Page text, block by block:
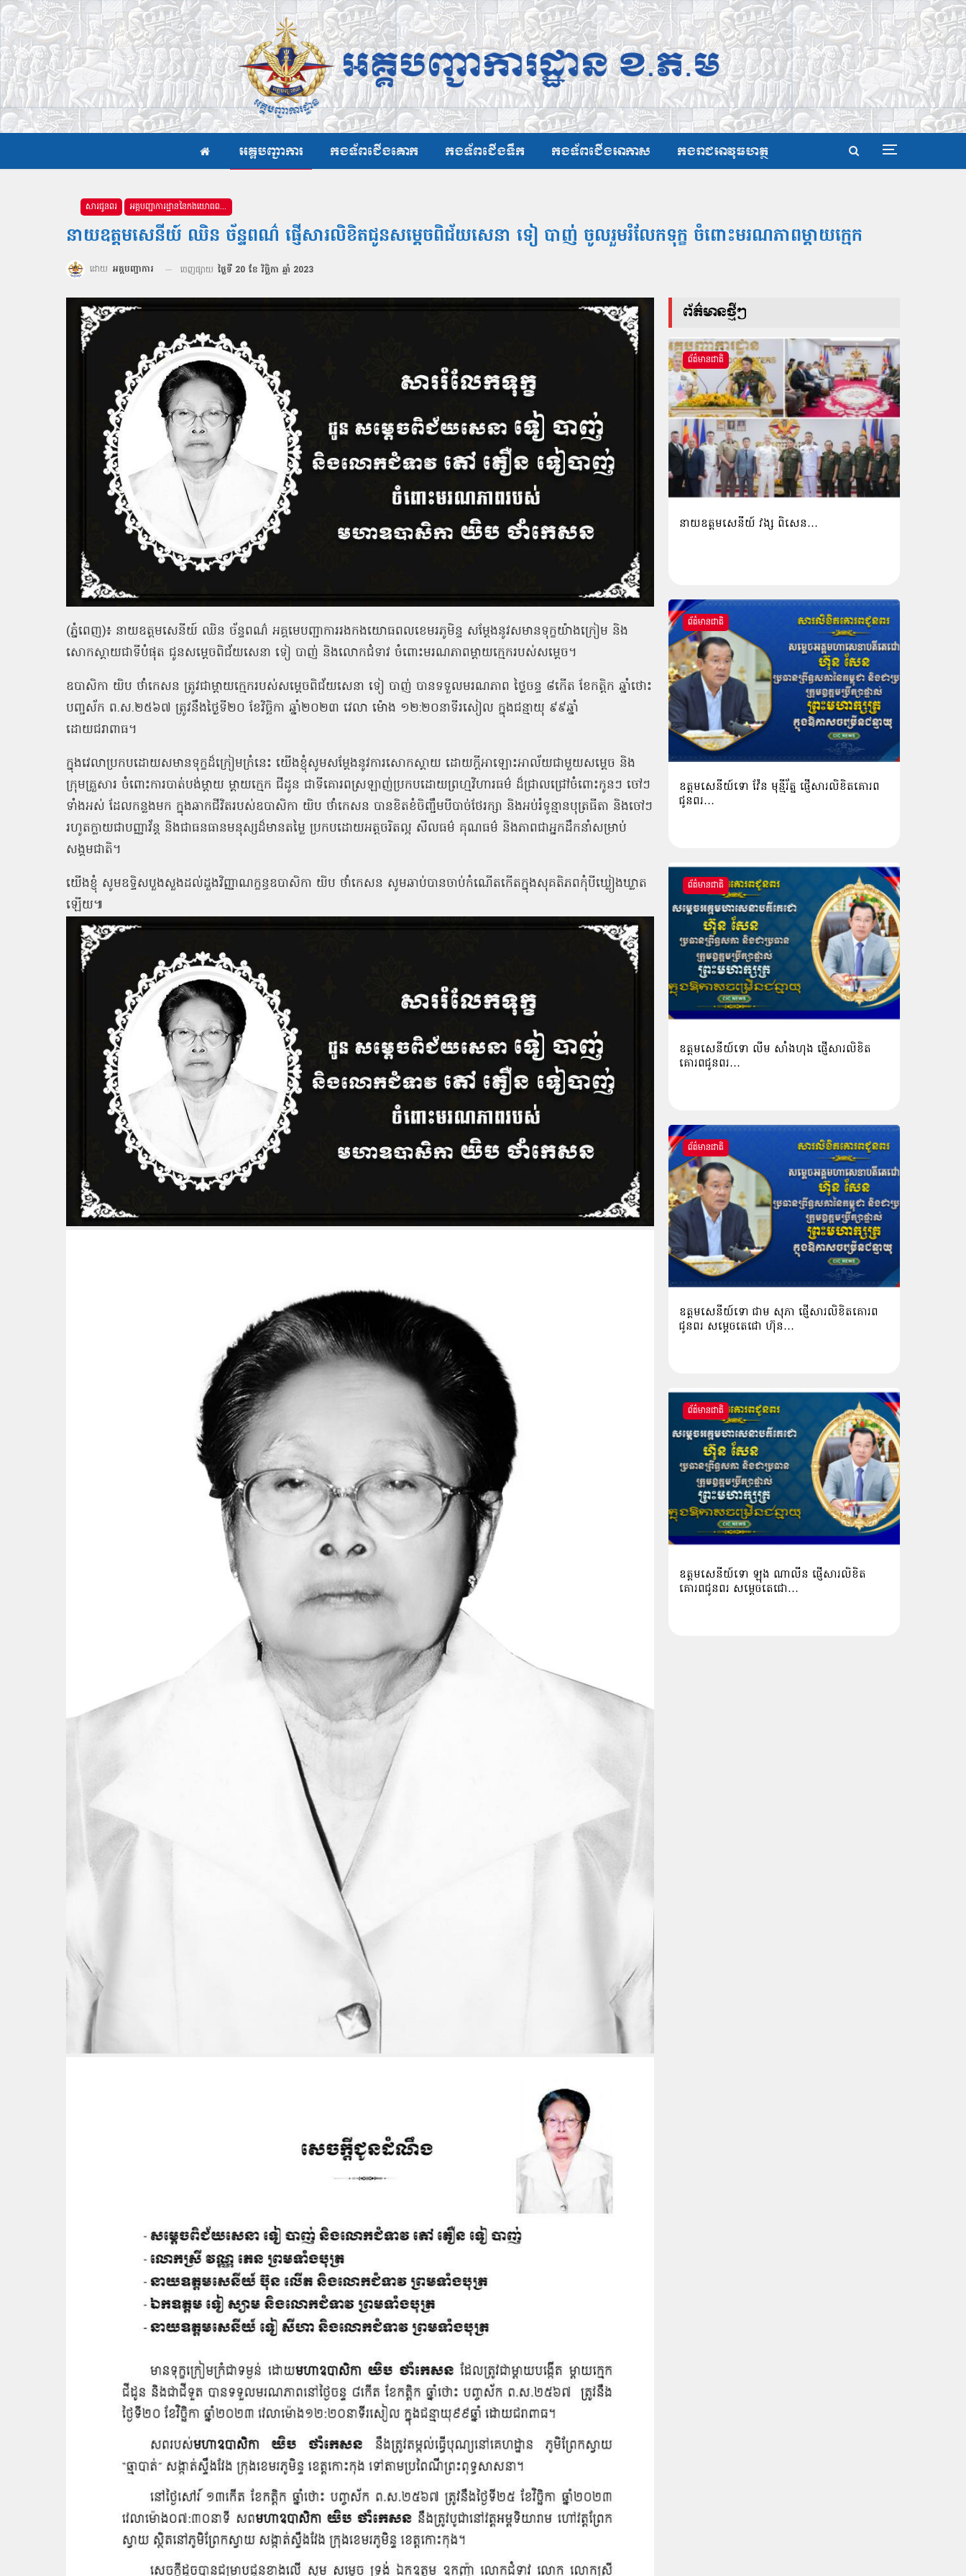
អគ្គបញ្ជាការ កងទ័ពជើងគោក កងទ័ពជើងទឹក កងទ័ពជើងអាកាស កងរាជអាវុធហត្ថ
សារជូនពរ អគ្គបញ្ជាការដ្ឋាននៃកងយោធពលខេមរភូមិន្ទ
នាយឧត្តមសេនីយ៍ ឈិន ច័ន្ទពណ៌ ផ្ញើសារលិខិតជូនសម្ដេចពិជ័យសេនា ទៀ បាញ់ ចូលរួមរំលែកទុក្ខ ចំពោះមរណភាពម្ដាយក្មេក
ដោយ អគ្គបញ្ជាការ ចេញផ្សាយ ថ្ងៃទី 20 ខែ វិច្ឆិកា ឆ្នាំ 2023
(ភ្នំពេញ)៖ នាយឧត្តមសេនីយ៍ ឈិន ច័ន្ទពណ៌ អគ្គមេបញ្ជាការរងកងយោធពលខេមរភូមិន្ទ សម្តែងនូវសមានទុក្ខយ៉ាងក្រៀម និង
សោកស្តាយជាទីបំផុត ជូនសម្ដេចពិជ័យសេនា ទៀ បាញ់ និងលោកជំទាវ ចំពោះមរណភាពម្ដាយក្មេករបស់សម្តេច។
ឧបាសិកា យិប ថាំកេសន ត្រូវជាម្តាយក្មេករបស់សម្តេចពិជ័យសេនា ទៀ បាញ់ បានទទួលមរណភាព ថ្ងៃចន្ទ ៨កើត ខែកត្តិក ឆ្នាំថោះ
បញ្ចស័ក ព.ស.២៥៦៧ ត្រូវនឹងថ្ងៃទី២០ ខែវិច្ឆិកា ឆ្នាំ២០២៣ វេលា ម៉ោង ១២:២០នាទីរសៀល ក្នុងជន្មាយុ ៩៩ឆ្នាំ
ដោយជរាពាធ។
ក្នុងវេលាប្រកបដោយសមានទុក្ខដ៏ក្រៀមក្រំនេះ យើងខ្ញុំសូមសម្តែងនូវការសោកស្តាយ ដោយក្តីអាឡោះអាល័យជាមួយសម្តេច និង
ក្រុមគ្រួសារ ចំពោះការបាត់បង់ម្តាយ ម្តាយក្មេក ជីដូន ជាទីគោរពស្រឡាញ់ប្រកបដោយព្រហ្មវិហារធម៌ ដ៏ជ្រាលជ្រៅចំពោះកូនៗ ចៅៗ
ទាំងអស់ ដែលកន្លងមក ក្នុងឆាកជីវិតរបស់ឧបាសិកា យិប ថាំកេសន បានខិតខំចិញ្ចឹមបីបាច់ថែរក្សា និងអប់រំទូន្មានបុត្រធីតា និងចៅៗ
រហូតក្លាយជាបញ្ញាវ័ន្ត និងជាធនធានមនុស្សដ៏មានតម្លៃ ប្រកបដោយអត្តចរិតល្អ សីលធម៌ គុណធម៌ និងភាពជាអ្នកដឹកនាំសម្រាប់
សង្គមជាតិ។
យើងខ្ញុំ សូមឧទ្ទិសបួងសួងដល់ដួងវិញ្ញាណក្ខន្ធឧបាសិកា យិប ថាំកេសន សូមឆាប់បានចាប់កំណើតកើតក្នុងសុគតិភពកុំបីឃ្លៀងឃ្លាត
ឡើយ៕
ព័ត៌មានថ្មីៗ
ព័ត៌មានជាតិ
នាយឧត្តមសេនីយ៍ វង្ស ពិសេន…
ព័ត៌មានជាតិ
ឧត្តមសេនីយ៍ទោ វ៉ែន មុន្មីរ័ត្ន ផ្ញើសារលិខិតគោរព
ជូនពរ…
ព័ត៌មានជាតិ
ឧត្តមសេនីយ៍ទោ លីម​ សាំង​ហុង​ ផ្ញើសារលិខិត
គោរពជូនពរ…
ព័ត៌មានជាតិ
ឧត្តមសេនីយ៍ទោ ជាម សុភា ផ្ញើសារលិខិតគោរព
ជូនពរ សម្ដេចតេជោ ហ៊ុន…
ព័ត៌មានជាតិ
ឧត្ដមសេនីយ៍ទោ ឡុង ណាលីន ផ្ញើសារលិខិត
គោរពជូនពរ សម្ដេចតេជោ…